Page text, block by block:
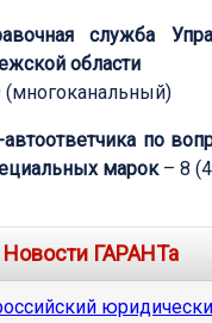
служба
области
(многоканальный)
по
марок– 8
Новости ГАРАНТа